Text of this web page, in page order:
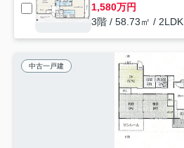
1,580万円
3階 / 58.73㎡ / 2LDK
中古一戸建